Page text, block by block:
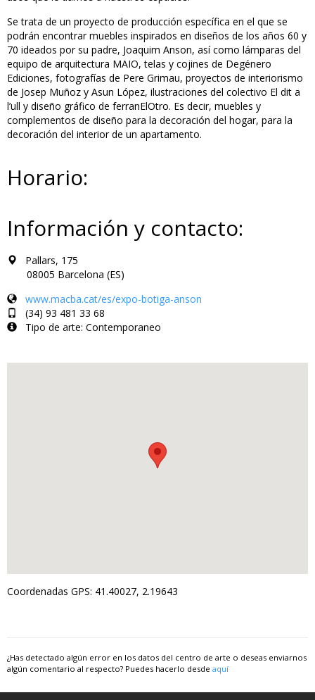
Se trata de un proyecto de producción específica en el que se
podrán encontrar muebles inspirados en diseños de los años 60 y
70 ideados por su padre, Joaquim Anson, así como lámparas del
equipo de arquitectura MAIO, telas y cojines de Degénero
Ediciones, fotografías de Pere Grimau, proyectos de interiorismo
de Josep Muñoz y Asun López, ilustraciones del colectivo El dit a
l’ull y diseño gráfico de ferranElOtro. Es decir, muebles y
complementos de diseño para la decoración del hogar, para la
decoración del interior de un apartamento.
Horario:
Información y contacto:
Pallars, 175
08005 Barcelona (ES)
www.macba.cat/es/expo-botiga-anson
(34) 93 481 33 68
Tipo de arte: Contemporaneo
Coordenadas GPS: 41.40027, 2.19643
¿Has detectado algún error en los datos del centro de arte o deseas enviarnos
algún comentario al respecto? Puedes hacerlo desde aquí